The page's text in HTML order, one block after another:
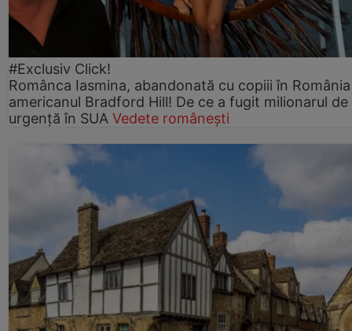
#Exclusiv Click!
Românca Iasmina, abandonată cu copiii în
americanul Bradford Hill! De ce a fugit milionarul de
urgență în SUA Vedete românești